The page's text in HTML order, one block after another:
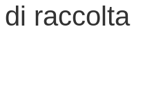
raccolta